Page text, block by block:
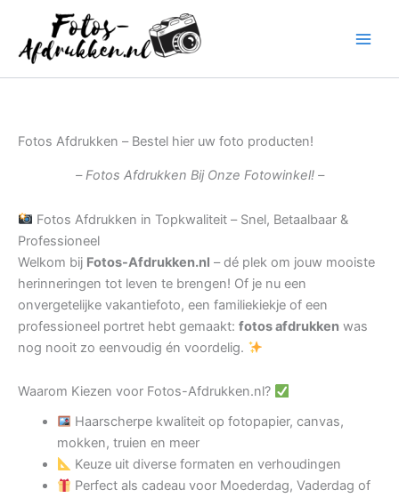
inhoud
Fotos Afdrukken – Bestel hier uw foto producten!
– Fotos Afdrukken Bij Onze Fotowinkel! –
Fotos Afdrukken in Topkwaliteit – Snel, Betaalbaar &
Professioneel
Welkom bij Fotos-Afdrukken.nl – dé plek om jouw mooiste
herinneringen tot leven te brengen! Of je nu een
onvergetelijke vakantiefoto, een familiekiekje of een
professioneel portret hebt gemaakt: fotos afdrukken was
nog nooit zo eenvoudig én voordelig.
Waarom Kiezen voor Fotos-Afdrukken.nl?
Haarscherpe kwaliteit op fotopapier, canvas,
mokken, truien en meer
Keuze uit diverse formaten en verhoudingen
Perfect als cadeau voor Moederdag, Vaderdag of